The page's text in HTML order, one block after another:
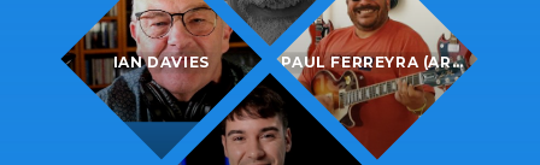
IAN DAVIES PAUL FERREYRA (ARGENTINA)